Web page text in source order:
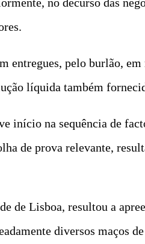
entregues, pelo burlão,
líquida também
início na sequência de
de prova relevante,
de Lisboa, resultou a
diversos maços